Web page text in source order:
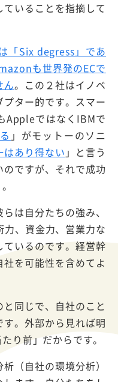
いることを指摘して
「Six degress」であ
も世界発のECで
ん。 この２社はイノベ
ター的です。 スマー
AppleではなくIBMで
」がモットーのソニ
はあり得ない 」と言う
ですが、それで成功
は自分たちの強み、
、資金力、営業力な
いるのです。経営幹
を可能性を含めてよ
同じで、自社のこと
。外部から見れば明
り前」だからです。
（自社の環境分析）